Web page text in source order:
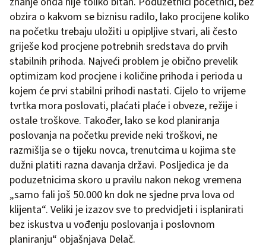
obzira o kakvom se biznisu radilo, lako procijene koliko
na početku trebaju uložiti u opipljive stvari, ali često
griješe kod procjene potrebnih sredstava do prvih
stabilnih prihoda. Najveći problem je obično prevelik
optimizam kod procjene i količine prihoda i perioda u
kojem će prvi stabilni prihodi nastati. Cijelo to vrijeme
tvrtka mora poslovati, plaćati plaće i obveze, režije i
ostale troškove. Također, lako se kod planiranja
poslovanja na početku previde neki troškovi, ne
razmišlja se o tijeku novca, trenutcima u kojima ste
dužni platiti razna davanja državi. Posljedica je da
poduzetnicima skoro u pravilu nakon nekog vremena
„samo fali još 50.000 kn dok ne sjedne prva lova od
klijenta“. Veliki je izazov sve to predvidjeti i isplanirati
bez iskustva u vođenju poslovanja i poslovnom
planiranju“ objašnjava Delač.